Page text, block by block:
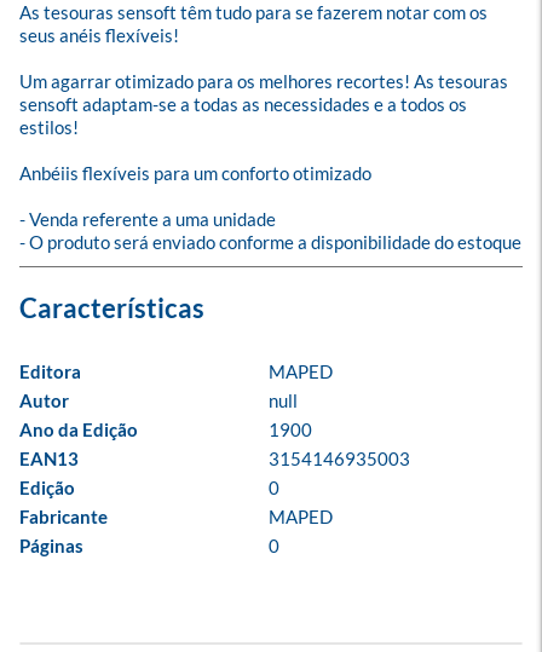
As tesouras sensoft têm tudo para se fazerem notar com os
seus anéis flexíveis!
Um agarrar otimizado para os melhores recortes! As tesouras
sensoft adaptam-se a todas as necessidades e a todos os
estilos!
Anbéiis flexíveis para um conforto otimizado
- Venda referente a uma unidade
- O produto será enviado conforme a disponibilidade do estoque
Editora
MAPED
Autor
null
Ano da Edição
1900
EAN13
3154146935003
Edição
0
Fabricante
MAPED
Páginas
0